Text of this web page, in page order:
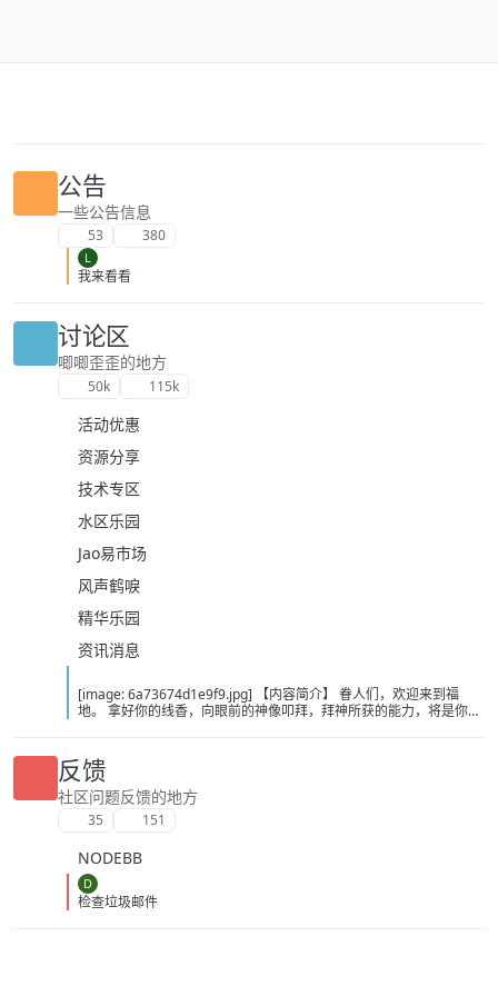
公告
一些公告信息
53 380
L
我来看看
讨论区
唧唧歪歪的地方
50k 115k
活动优惠
资源分享
技术专区
水区乐园
Jao易市场
风声鹤唳
精华乐园
资讯消息
[image: 6a73674d1e9f9.jpg] 【内容简介】 眷人们，欢迎来到福
地。 拿好你的线香，向眼前的神像叩拜，拜神所获的能力，将是你们
悲剧轮回…… 【作者简介】 作者：幻梦猎人，起点中文网作者，代表
作品：《灾厄收容所》《诡异分解指南》《天灾疯人院》《基因收容
所》等 【下载地址】 百度：
https://pan.baidu.com/s/1CTpsB1_Ju5NwzAhO0MvwZQ?pwd=9a1v
夸克：https://pan.quark.cn/s/ffe07719ebb3?pwd=aUYh 移动：
反馈
社区问题反馈的地方
35 151
NODEBB
D
检查垃圾邮件